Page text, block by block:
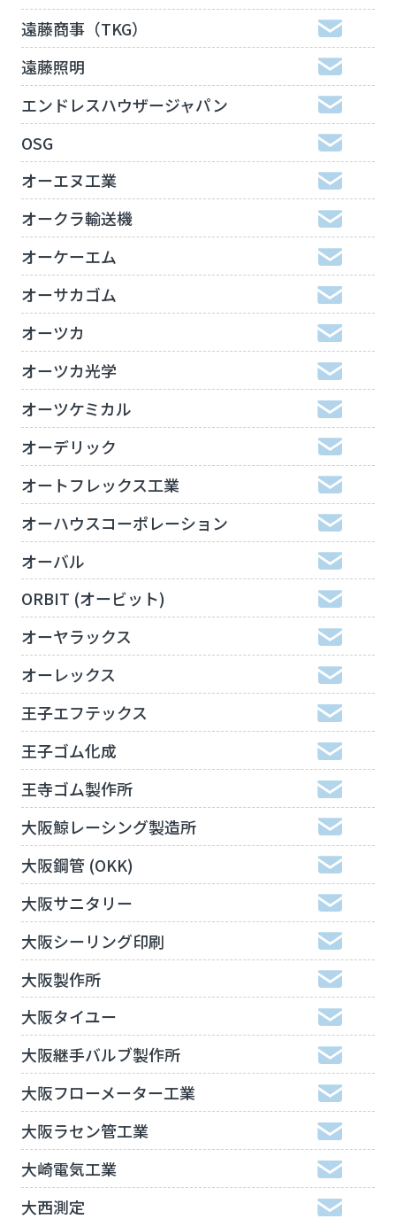
遠藤商事（TKG）
遠藤照明
エンドレスハウザージャパン
OSG
オーエヌ工業
オークラ輸送機
オーケーエム
オーサカゴム
オーツカ
オーツカ光学
オーツケミカル
オーデリック
オートフレックス工業
オーハウスコーポレーション
オーバル
ORBIT (オービット)
オーヤラックス
オーレックス
王子エフテックス
王子ゴム化成
王寺ゴム製作所
大阪鯨レーシング製造所
大阪鋼管 (OKK)
大阪サニタリー
大阪シーリング印刷
大阪製作所
大阪タイユー
大阪継手バルブ製作所
大阪フローメーター工業
大阪ラセン管工業
大崎電気工業
大西測定